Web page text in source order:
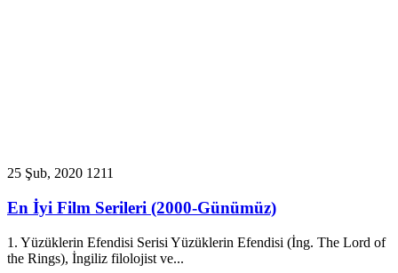
25 Şub, 2020 1211
En İyi Film Serileri (2000-Günümüz)
1. Yüzüklerin Efendisi Serisi Yüzüklerin Efendisi (İng. The Lord of
the Rings), İngiliz filolojist ve...